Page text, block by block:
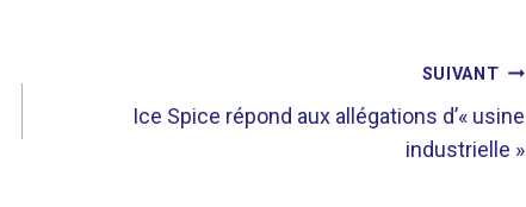
SUIVANT
Ice Spice répond aux allégations d’« usine
industrielle »